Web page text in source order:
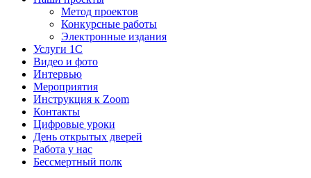
Метод проектов
Конкурсные работы
Электронные издания
Услуги 1C
Видео и фото
Интервью
Мероприятия
Инструкция к Zoom
Контакты
Цифровые уроки
День открытых дверей
Работа у нас
Бессмертный полк